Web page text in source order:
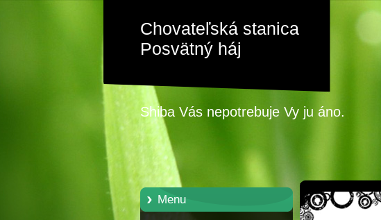
Chovateľská stanica
Posvätný háj
Shiba Vás nepotrebuje Vy ju áno.
Menu